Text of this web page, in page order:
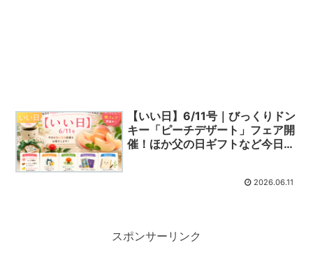
いい日
【いい日】6/11号｜びっくりドン
キー「ピーチデザート」フェア開
催！ほか父の日ギフトなど今日の
2026.06.11
スポンサーリンク